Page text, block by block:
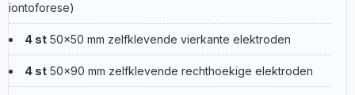
iontoforese)
4 st 50×50 mm zelfklevende vierkante elektroden
4 st 50×90 mm zelfklevende rechthoekige elektroden